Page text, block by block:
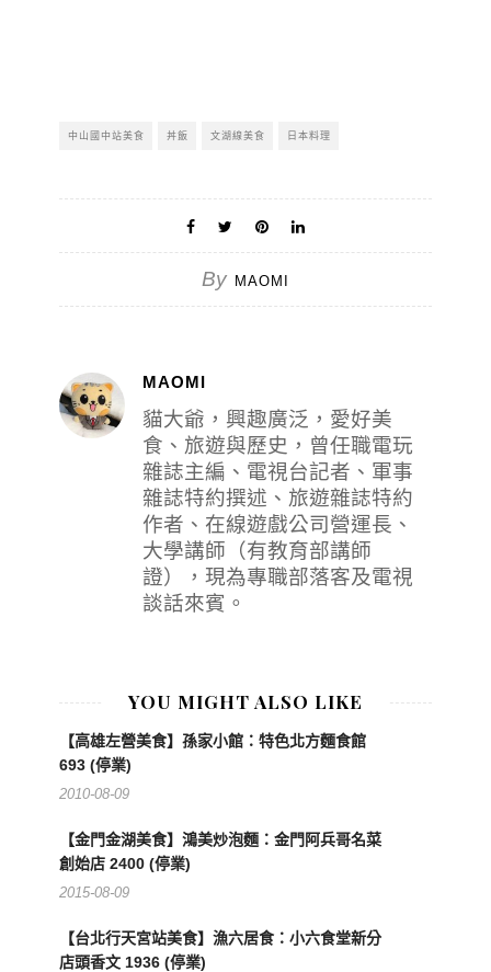
中山國中站美食 丼飯 文湖線美食 日本料理
By MAOMI
MAOMI
貓大爺，興趣廣泛，愛好美
食、旅遊與歷史，曾任職電玩
雜誌主編、電視台記者、軍事
雜誌特約撰述、旅遊雜誌特約
作者、在線遊戲公司營運長、
大學講師（有教育部講師
證），現為專職部落客及電視
談話來賓。
YOU MIGHT ALSO LIKE
【高雄左營美食】孫家小館：特色北方麵食館
693 (停業)
2010-08-09
【金門金湖美食】鴻美炒泡麵：金門阿兵哥名菜
創始店 2400 (停業)
2015-08-09
【台北行天宮站美食】漁六居食：小六食堂新分
店頭香文 1936 (停業)